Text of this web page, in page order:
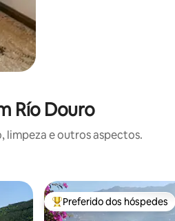
Río Douro
limpeza e outros aspectos.
Entre os melhores
Preferido dos hóspedes